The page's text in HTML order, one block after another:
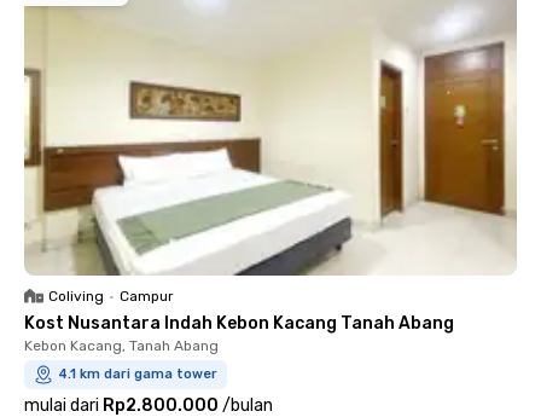
Coliving • Campur
Kost Nusantara Indah Kebon Kacang Tanah Abang
Kebon Kacang, Tanah Abang
4.1 km dari gama tower
mulai dari Rp2.800.000 /bulan